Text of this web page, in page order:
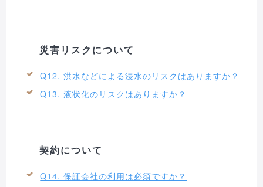
災害リスクについて
Q12. 洪水などによる浸水のリスクはありますか？
Q13. 液状化のリスクはありますか？
契約について
Q14. 保証会社の利用は必須ですか？